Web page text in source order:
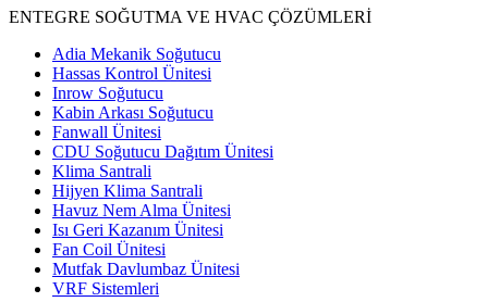
ENTEGRE SOĞUTMA VE HVAC ÇÖZÜMLERİ
Adia Mekanik Soğutucu
Hassas Kontrol Ünitesi
Inrow Soğutucu
Kabin Arkası Soğutucu
Fanwall Ünitesi
CDU Soğutucu Dağıtım Ünitesi
Klima Santrali
Hijyen Klima Santrali
Havuz Nem Alma Ünitesi
Isı Geri Kazanım Ünitesi
Fan Coil Ünitesi
Mutfak Davlumbaz Ünitesi
VRF Sistemleri